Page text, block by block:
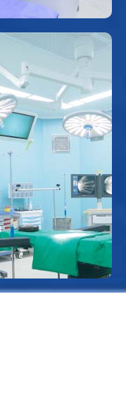
hiện đại
tiên tiến phục
an toàn và hiệu